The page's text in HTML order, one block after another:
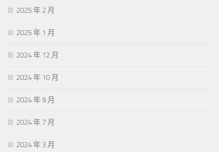
2025 年 2 月
2025 年 1 月
2024 年 12 月
2024 年 10 月
2024 年 9 月
2024 年 7 月
2024 年 3 月